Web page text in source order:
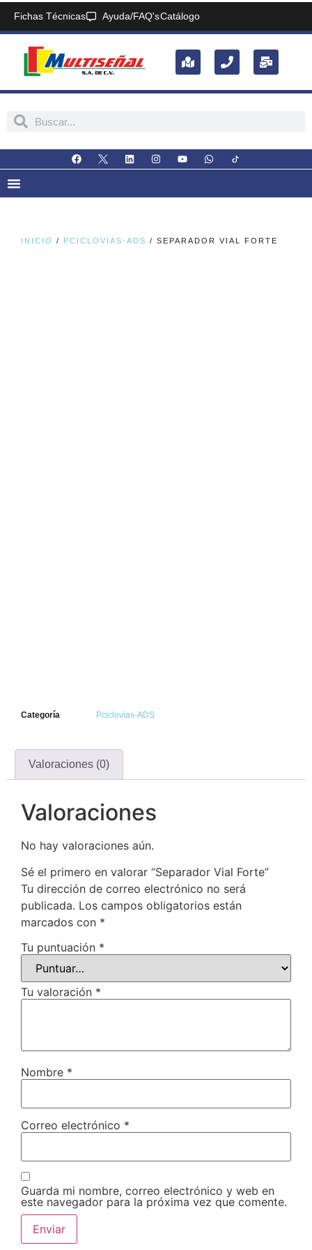
Fichas Técnicas Ayuda/FAQ'sCatálogo
INICIO / PCICLOVIAS-ADS / SEPARADOR VIAL FORTE
Categoría Pciclovias-ADS
Valoraciones (0)
Valoraciones
No hay valoraciones aún.
Sé el primero en valorar “Separador Vial Forte”
Tu dirección de correo electrónico no será
publicada. Los campos obligatorios están
marcados con *
Tu puntuación *
Tu valoración *
Nombre *
Correo electrónico *
Guarda mi nombre, correo electrónico y web en
este navegador para la próxima vez que comente.